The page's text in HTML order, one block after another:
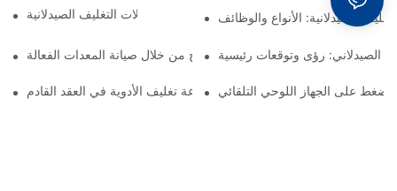
اعتبارات رئيسية لترقية آلات التغليف الصيدلانيةالصيدلانية: الأنواع والوظائف
كيفية تحسين عمليات الإنتاج من خلال صيانة المعدات الفعالة
الصيدلاني: رؤى وتوقعات رئيسية
تنبؤات لصناعة تغليف الأدوية في العقد القادمعلى الجهاز اللوحي التلقائي